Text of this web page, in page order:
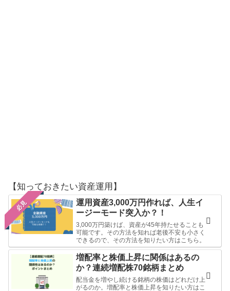
【知っておきたい資産運用】
必見
運用資産3,000万円作れば、人生イ
ージーモード突入か？！
3,000万円築けば、資産が45年持たせることも
可能です。その方法を知れば老後不安も小さく
できるので、その方法を知りたい方はこちら。
増配率と株価上昇に関係はあるの
か？連続増配株70銘柄まとめ
配当金を増やし続ける銘柄の株価はどれだけ上
がるのか。増配率と株価上昇を知りたい方はこ